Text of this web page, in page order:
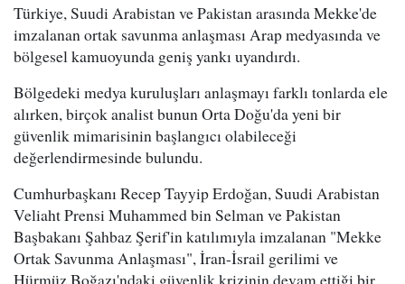
Türkiye, Suudi Arabistan ve Pakistan arasında Mekke'de
imzalanan ortak savunma anlaşması Arap medyasında ve
bölgesel kamuoyunda geniş yankı uyandırdı.
Bölgedeki medya kuruluşları anlaşmayı farklı tonlarda ele
alırken, birçok analist bunun Orta Doğu'da yeni bir
güvenlik mimarisinin başlangıcı olabileceği
değerlendirmesinde bulundu.
Cumhurbaşkanı Recep Tayyip Erdoğan, Suudi Arabistan
Veliaht Prensi Muhammed bin Selman ve Pakistan
Başbakanı Şahbaz Şerif'in katılımıyla imzalanan "Mekke
Ortak Savunma Anlaşması", İran-İsrail gerilimi ve
Hürmüz Boğazı'ndaki güvenlik krizinin devam ettiği bir